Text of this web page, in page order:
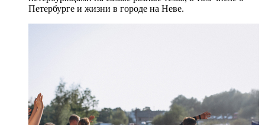
Петербурге и жизни в городе на Неве.